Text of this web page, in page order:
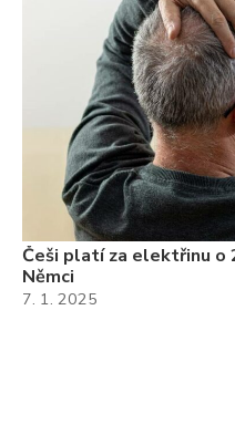
Češi platí za elektřinu o
Němci
7. 1. 2025